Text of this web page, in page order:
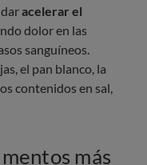
acelerar el
dolor en las
sanguíneos.
el pan blanco, la
contenidos en sal,
más